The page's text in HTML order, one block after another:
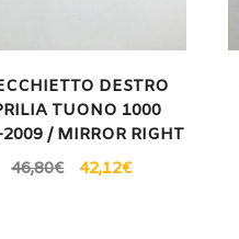
DESTRO
TUONO 1000
/ MIRROR RIGHT
46,80€ 42,12€